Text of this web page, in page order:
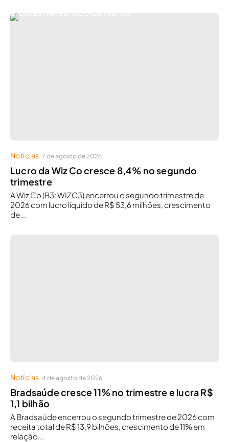
Notícias 7 de agosto de 2026
Lucro da Wiz Co cresce 8,4% no segundo
trimestre
A Wiz Co (B3: WIZC3) encerrou o segundo trimestre de
2026 com lucro líquido de R$ 53,6 milhões, crescimento
de...
Notícias 4 de agosto de 2026
Bradsaúde cresce 11% no trimestre e lucra R$
1,1 bilhão
A Bradsaúde encerrou o segundo trimestre de 2026 com
receita total de R$ 13,9 bilhões, crescimento de 11% em
relação...